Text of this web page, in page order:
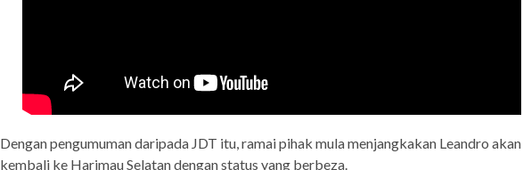
Dengan pengumuman daripada JDT itu, ramai pihak mula menjangkakan Leandro akan
kembali ke Harimau Selatan dengan status yang berbeza.